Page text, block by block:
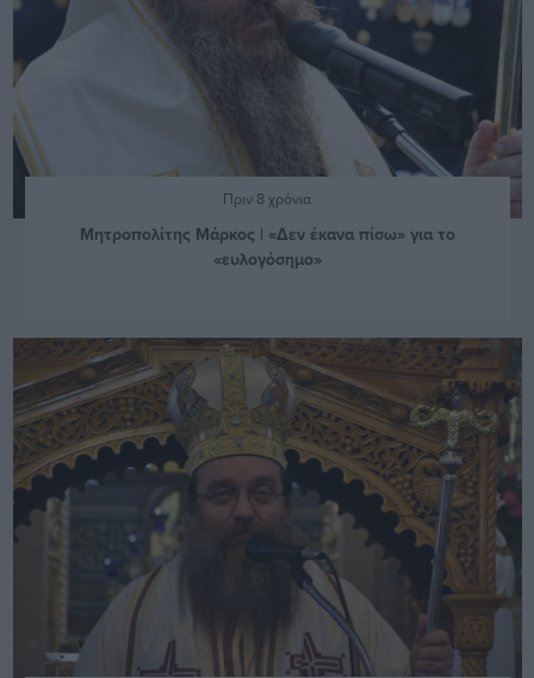
Πριν 8 χρόνια
Μητροπολίτης Μάρκος | «Δεν έκανα πίσω» για το
«ευλογόσημο»